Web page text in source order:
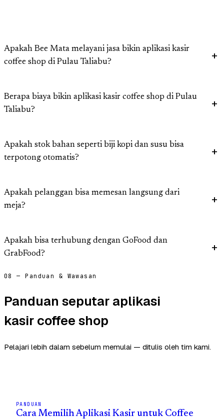
Apakah Bee Mata melayani jasa bikin aplikasi kasir
coffee shop di Pulau Taliabu?
Berapa biaya bikin aplikasi kasir coffee shop di Pulau
Taliabu?
Apakah stok bahan seperti biji kopi dan susu bisa
terpotong otomatis?
Apakah pelanggan bisa memesan langsung dari
meja?
Apakah bisa terhubung dengan GoFood dan
GrabFood?
08 — Panduan & Wawasan
Panduan seputar aplikasi
kasir coffee shop
Pelajari lebih dalam sebelum memulai — ditulis oleh tim kami.
PANDUAN
Cara Memilih Aplikasi Kasir untuk Coffee